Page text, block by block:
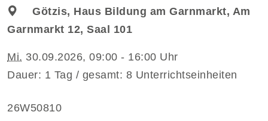
Götzis, Haus Bildung am Garnmarkt, Am
Garnmarkt 12, Saal 101
Mi. 30.09.2026, 09:00 - 16:00 Uhr
Dauer: 1 Tag / gesamt: 8 Unterrichtseinheiten
26W50810